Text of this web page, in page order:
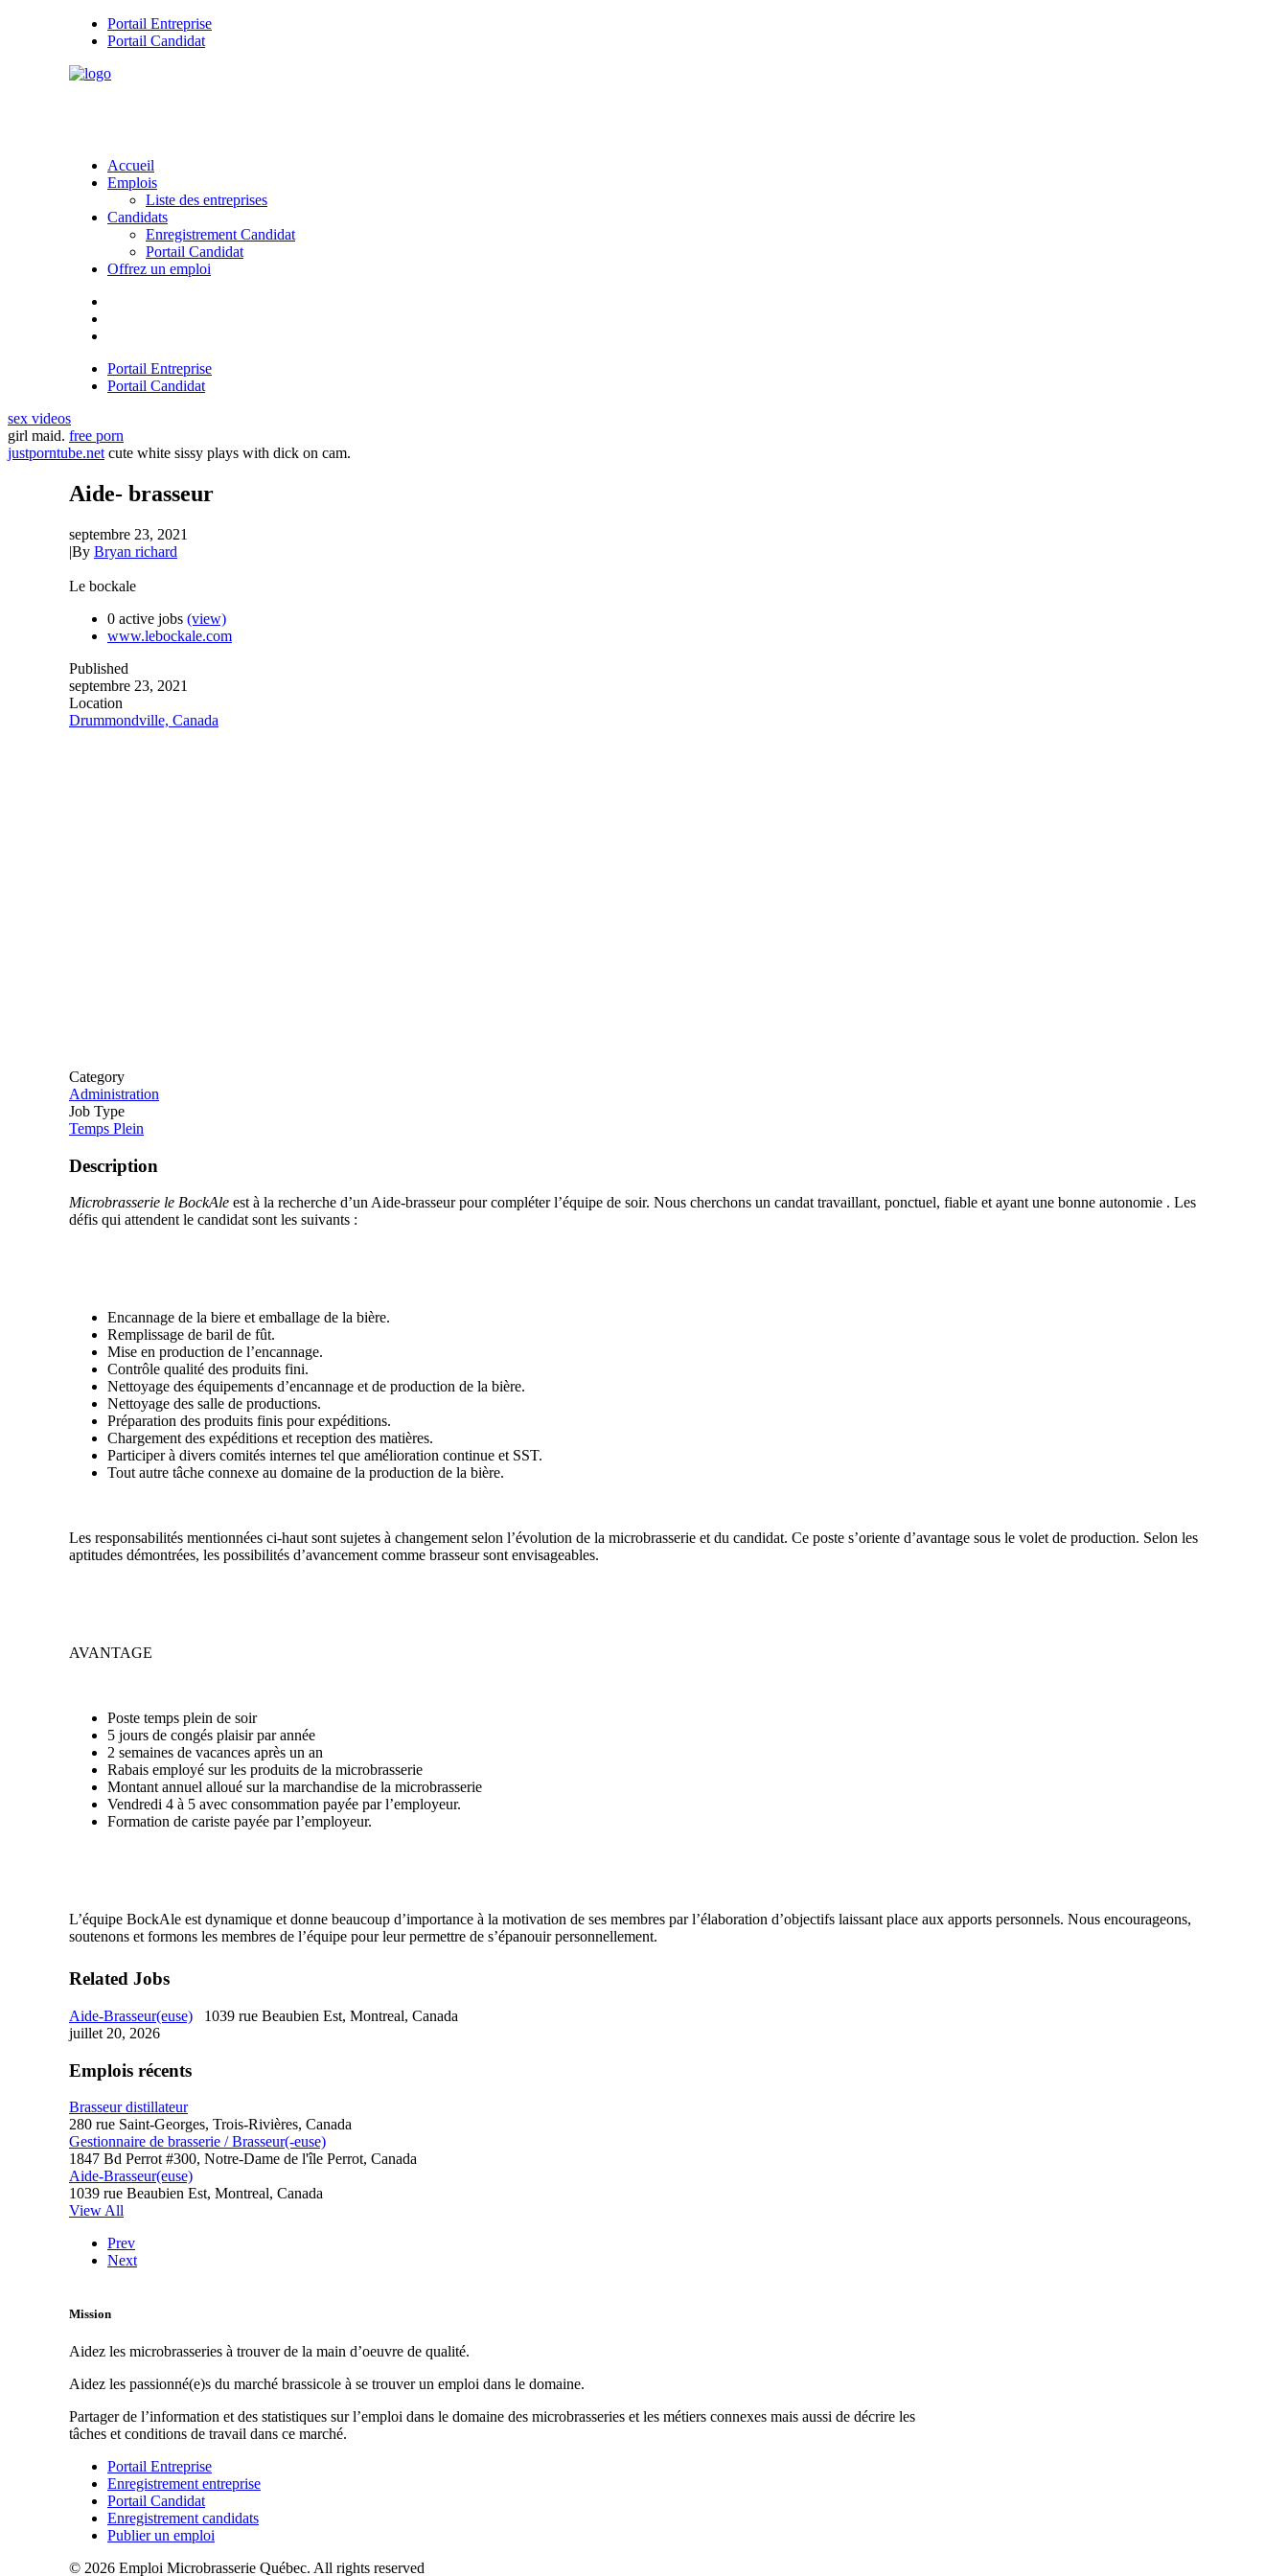
Portail Entreprise
Portail Candidat
Accueil
Emplois
Liste des entreprises
Candidats
Enregistrement Candidat
Portail Candidat
Offrez un emploi
Portail Entreprise
Portail Candidat
sex videos
girl maid. free porn
justporntube.net cute white sissy plays with dick on cam.
Aide- brasseur
septembre 23, 2021
|By Bryan richard
Le bockale
0 active jobs (view)
www.lebockale.com
Published
septembre 23, 2021
Location
Drummondville, Canada
Category
Administration
Job Type
Temps Plein
Description
Microbrasserie le BockAle est à la recherche d’un Aide-brasseur pour compléter l’équipe de soir. Nous cherchons un candat travaillant, ponctuel, fiable et ayant une bonne autonomie . Les
défis qui attendent le candidat sont les suivants :
Encannage de la biere et emballage de la bière.
Remplissage de baril de fût.
Mise en production de l’encannage.
Contrôle qualité des produits fini.
Nettoyage des équipements d’encannage et de production de la bière.
Nettoyage des salle de productions.
Préparation des produits finis pour expéditions.
Chargement des expéditions et reception des matières.
Participer à divers comités internes tel que amélioration continue et SST.
Tout autre tâche connexe au domaine de la production de la bière.
Les responsabilités mentionnées ci-haut sont sujetes à changement selon l’évolution de la microbrasserie et du candidat. Ce poste s’oriente d’avantage sous le volet de production. Selon les
aptitudes démontrées, les possibilités d’avancement comme brasseur sont envisageables.
AVANTAGE
Poste temps plein de soir
5 jours de congés plaisir par année
2 semaines de vacances après un an
Rabais employé sur les produits de la microbrasserie
Montant annuel alloué sur la marchandise de la microbrasserie
Vendredi 4 à 5 avec consommation payée par l’employeur.
Formation de cariste payée par l’employeur.
L’équipe BockAle est dynamique et donne beaucoup d’importance à la motivation de ses membres par l’élaboration d’objectifs laissant place aux apports personnels. Nous encourageons,
soutenons et formons les membres de l’équipe pour leur permettre de s’épanouir personnellement.
Related Jobs
Aide-Brasseur(euse)
1039 rue Beaubien Est, Montreal, Canada
juillet 20, 2026
Emplois récents
Brasseur distillateur
280 rue Saint-Georges, Trois-Rivières, Canada
Gestionnaire de brasserie / Brasseur(-euse)
1847 Bd Perrot #300, Notre-Dame de l'île Perrot, Canada
Aide-Brasseur(euse)
1039 rue Beaubien Est, Montreal, Canada
View All
Prev
Next
Mission
Aidez les microbrasseries à trouver de la main d’oeuvre de qualité.
Aidez les passionné(e)s du marché brassicole à se trouver un emploi dans le domaine.
Partager de l’information et des statistiques sur l’emploi dans le domaine des microbrasseries et les métiers connexes mais aussi de décrire les
tâches et conditions de travail dans ce marché.
Portail Entreprise
Enregistrement entreprise
Portail Candidat
Enregistrement candidats
Publier un emploi
© 2026 Emploi Microbrasserie Québec. All rights reserved